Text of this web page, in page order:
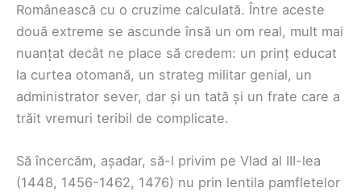
Românească cu o cruzime calculată. Între aceste
două extreme se ascunde însă un om real, mult mai
nuanțat decât ne place să credem: un prinț educat
la curtea otomană, un strateg militar genial, un
administrator sever, dar și un tată și un frate care a
trăit vremuri teribil de complicate.
Să încercăm, așadar, să-l privim pe Vlad al III-lea
(1448, 1456-1462, 1476) nu prin lentila pamfletelor